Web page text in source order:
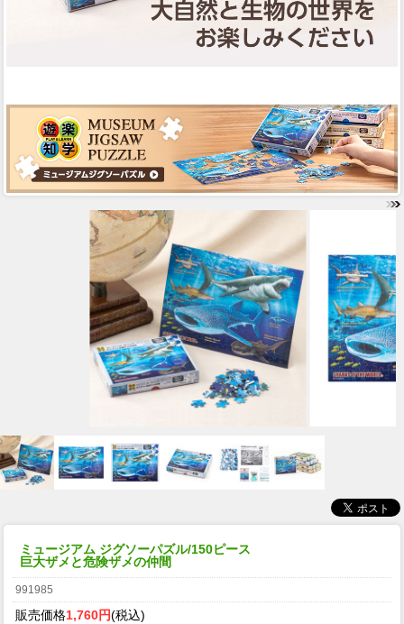
ミュージアム ジグソーパズル/150ピース
巨大ザメと危険ザメの仲間
991985
販売価格1,760円(税込)